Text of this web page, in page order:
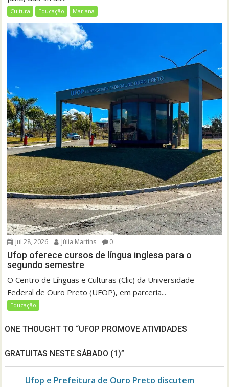
Cultura Educação Mariana
jul 28, 2026 Júlia Martins 0
Ufop oferece cursos de língua inglesa para o
segundo semestre
O Centro de Línguas e Culturas (Clic) da Universidade
Federal de Ouro Preto (UFOP), em parceria...
Educação
ONE THOUGHT TO “UFOP PROMOVE ATIVIDADES
GRATUITAS NESTE SÁBADO (1)”
Ufop e Prefeitura de Ouro Preto discutem